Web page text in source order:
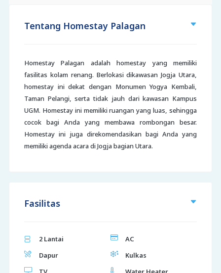
Tentang Homestay Palagan
Homestay Palagan adalah homestay yang memiliki
fasilitas kolam renang. Berlokasi dikawasan Jogja Utara,
homestay ini dekat dengan Monumen Yogya Kembali,
Taman Pelangi, serta tidak jauh dari kawasan Kampus
UGM. Homestay ini memiliki ruangan yang luas, sehingga
cocok bagi Anda yang membawa rombongan besar.
Homestay ini juga direkomendasikan bagi Anda yang
memiliki agenda acara di Jogja bagian Utara.
Fasilitas
2 Lantai
AC
Dapur
Kulkas